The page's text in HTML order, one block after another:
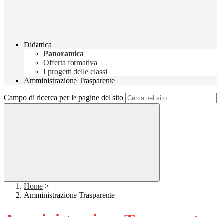
Didattica
Panoramica
Offerta formativa
I progetti delle classi
Amministrazione Trasparente
Campo di ricerca per le pagine del sito
Home >
Amministrazione Trasparente